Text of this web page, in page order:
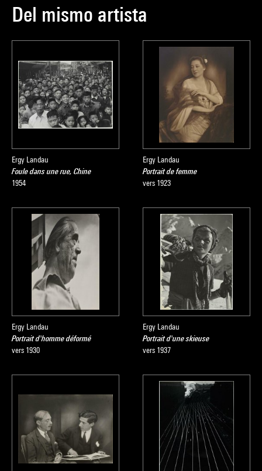
Del mismo artista
Ergy Landau
Foule dans une rue, Chine
1954
Ergy Landau
Portrait de femme
vers 1923
Ergy Landau
Portrait d'homme déformé
vers 1930
Ergy Landau
Portrait d'une skieuse
vers 1937